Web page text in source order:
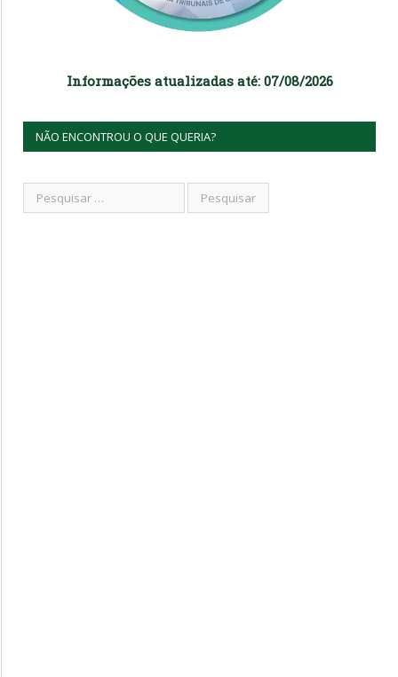
Informações atualizadas até: 07/08/2026
NÃO ENCONTROU O QUE QUERIA?